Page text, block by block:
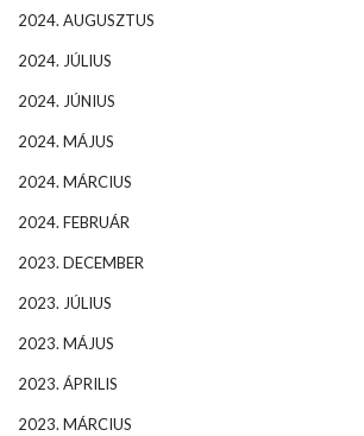
2024. AUGUSZTUS
2024. JÚLIUS
2024. JÚNIUS
2024. MÁJUS
2024. MÁRCIUS
2024. FEBRUÁR
2023. DECEMBER
2023. JÚLIUS
2023. MÁJUS
2023. ÁPRILIS
2023. MÁRCIUS